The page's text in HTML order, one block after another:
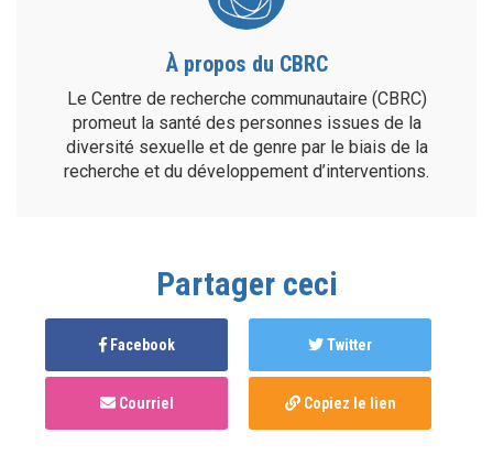
À propos du CBRC
Le Centre de recherche communautaire (CBRC)
promeut la santé des personnes issues de la
diversité sexuelle et de genre par le biais de la
recherche et du développement d’interventions.
Partager ceci
Facebook Twitter
Courriel Copiez le lien